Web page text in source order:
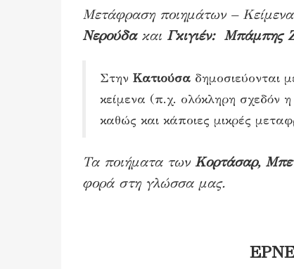
Μετάφραση ποιημάτων –
Νερούδακαι Γκιγιέν: Μπάμπης
Στην Κατιούσα δημοσιεύονται
κείμενα (π.χ. ολόκληρη σχεδόν
καθώς και κάποιες μικρές
Τα ποιήματα των Κορτάσαρ,
φορά στη γλώσσα μας.